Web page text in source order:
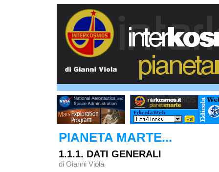
PIANETA MARTE...
1.1.1. DATI GENERALI
di Gianni Viola